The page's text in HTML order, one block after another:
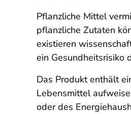
Pflanzliche Mittel
pflanzliche Zutaten
existieren
ein Gesundheitsrisiko
Das Produkt enthält
Lebensmittel
oder des